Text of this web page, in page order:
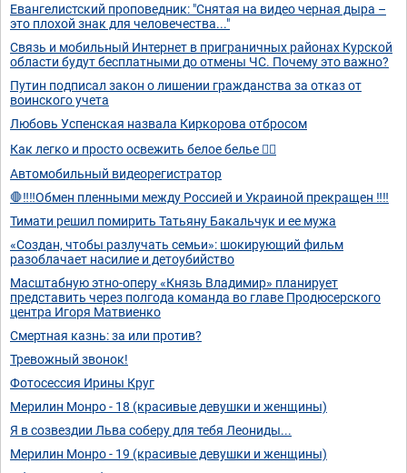
Евангелистский проповедник: "Снятая на видео черная дыра –
это плохой знак для человечества..."
Связь и мобильный Интернет в приграничных районах Курской
области будут бесплатными до отмены ЧС. Почему это важно?
Путин подписал закон о лишении гражданства за отказ от
воинского учета
Любовь Успенская назвала Киркорова отбросом
Как легко и просто освежить белое белье 👍🏻
Автомобильный видеорегистратор
🛑‼️‼️Обмен пленными между Россией и Украиной прекращен ‼️‼️
Тимати решил помирить Татьяну Бакальчук и ее мужа
«Создан, чтобы разлучать семьи»: шокирующий фильм
разоблачает насилие и детоубийство
Масштабную этно-оперу «Князь Владимир» планирует
представить через полгода команда во главе Продюсерского
центра Игоря Матвиенко
Смертная казнь: за или против?
Тревожный звонок!
Фотосессия Ирины Круг
Мерилин Монро - 18 (красивые девушки и женщины)
Я в созвездии Льва соберу для тебя Леониды...
Мерилин Монро - 19 (красивые девушки и женщины)